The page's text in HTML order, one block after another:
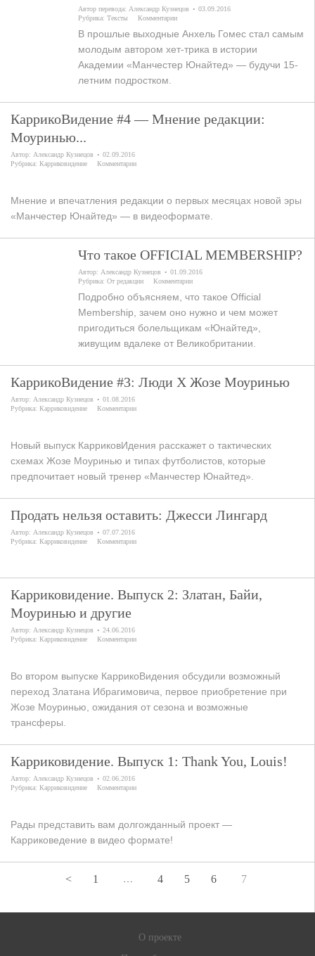
Автор перевода: Александр Кузнецов
03.09.2016
Рубрика:Тексты Комментарии
В прошлые выходные Анхель Гомес стал самым
молодым автором хет-трика в истории
Академии «Манчестер Юнайтед» — будучи 15-
летним подростком.
КаррикоВидение #4 — Мнение редакции:
Моуринью...
Автор: Александр Кузнецов
02.09.2016
Рубрика: Карриковидение Комментарии
Мнение и впечатления редакции о первых месяцах новой эры
«Манчестер Юнайтед» — в видеоформате.
Что такое OFFICIAL MEMBERSHIP?
Автор: Александр Кузнецов
01.09.2016
Рубрика:От редакции Комментарии
Подробно объясняем, что такое Official
Membership, зачем оно нужно и чем может
пригодиться болельщикам «Юнайтед»,
живущим вдалеке от Великобритании.
КаррикоВидение #3: Люди X Жозе Моуринью
Автор: Александр Кузнецов
01.08.2016
Рубрика: Карриковидение Комментарии
Новый выпуск КарриковИдения расскажет о тактических
схемах Жозе Моуринью и типах футболистов, которые
предпочитает новый тренер «Манчестер Юнайтед».
Продать нельзя оставить: Джесси Лингард
Автор: Александр Кузнецов
07.07.2016
Рубрика: Карриковидение Комментарии
Карриковидение. Выпуск 2: Златан, Байи,
Моуринью и другие
Автор: Александр Кузнецов
24.06.2016
Рубрика: Карриковидение Комментарии
Во втором выпуске КаррикоВидения обсудили возможный
переход Златана Ибрагимовича, первое приобретение при
Жозе Моуринью, ожидания от сезона и возможные
трансферы.
Карриковидение. Выпуск 1: Thank You, Louis!
Автор: Александр Кузнецов
02.06.2016
Рубрика: Карриковидение Комментарии
Рады представить вам долгожданный проект —
Карриковедение в видео формате!
< 1 … 4 5 6 7
О проекте